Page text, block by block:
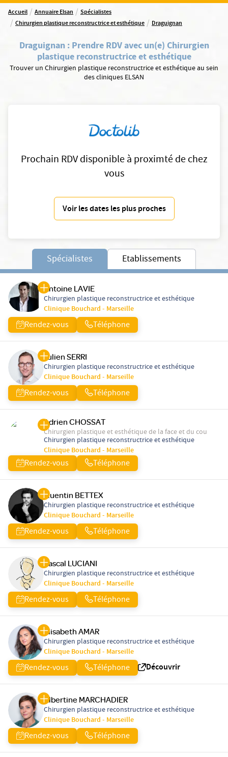
Accueil / Annuaire Elsan / Spécialistes
/ Chirurgien plastique reconstructrice et esthétique / Draguignan
Draguignan: Prendre RDV avec un(e) Chirurgien
plastique reconstructrice et esthétique
Trouver un Chirurgien plastique reconstructrice et esthétique au sein
des cliniques ELSAN
Prochain RDV disponible à proximté de chez
vous
Voir les dates les plus proches
Spécialistes Etablissements
Antoine LAVIE
Chirurgien plastique reconstructrice et esthétique
Clinique Bouchard - Marseille
Rendez-vous Téléphone
Julien SERRI
Chirurgien plastique reconstructrice et esthétique
Clinique Bouchard - Marseille
Rendez-vous Téléphone
Adrien CHOSSAT
Chirurgien plastique et esthétique de la face et du cou
Chirurgien plastique reconstructrice et esthétique
Clinique Bouchard - Marseille
Rendez-vous Téléphone
Quentin BETTEX
Chirurgien plastique reconstructrice et esthétique
Clinique Bouchard - Marseille
Rendez-vous Téléphone
Pascal LUCIANI
Chirurgien plastique reconstructrice et esthétique
Clinique Bouchard - Marseille
Rendez-vous Téléphone
Elisabeth AMAR
Chirurgien plastique reconstructrice et esthétique
Clinique Bouchard - Marseille
Rendez-vous Téléphone Découvrir
Albertine MARCHADIER
Chirurgien plastique reconstructrice et esthétique
Clinique Bouchard - Marseille
Rendez-vous Téléphone